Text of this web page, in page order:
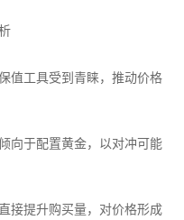
值工具受到青睐，推动价格
向于配置黄金，以对冲可能
接提升购买量，对价格形成